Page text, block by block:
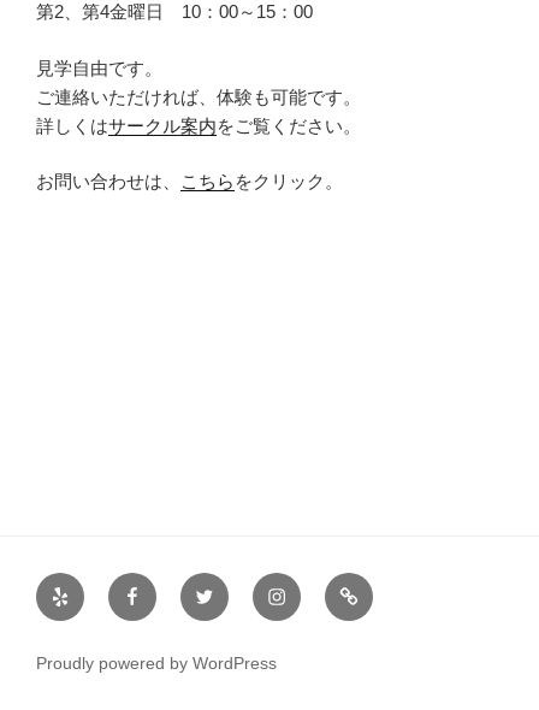
第2、第4金曜日 10：00～15：00
見学自由です。
ご連絡いただければ、体験も可能です。
詳しくはサークル案内をご覧ください。
お問い合わせは、 こちら をクリック。
Yelp FacebookTwitter Instagram
サ
ー
Proudly powered by WordPress